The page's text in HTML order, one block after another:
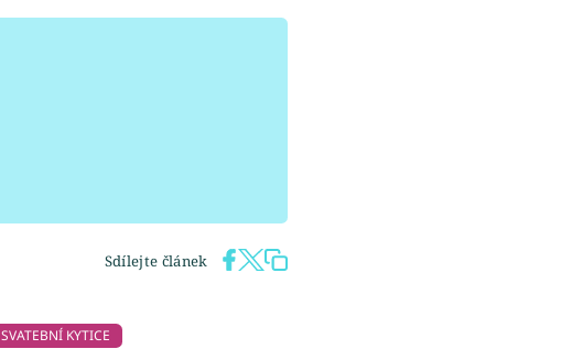
Sdílejte článek
SVATEBNÍ KYTICE